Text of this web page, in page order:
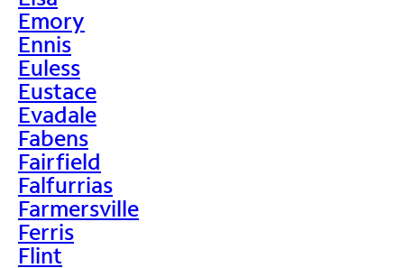
Emory
Ennis
Euless
Eustace
Evadale
Fabens
Fairfield
Falfurrias
Farmersville
Ferris
Flint